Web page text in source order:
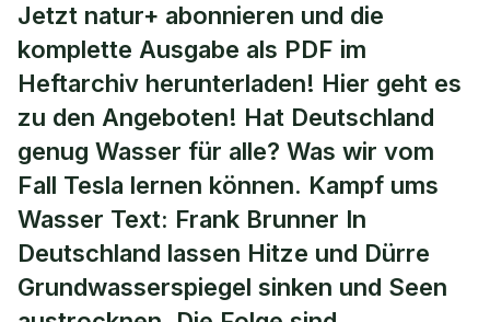
Auf dem Trockenen
Jetzt natur+ abonnieren und die
komplette Ausgabe als PDF im
Heftarchiv herunterladen! Hier geht es
zu den Angeboten! Hat Deutschland
genug Wasser für alle? Was wir vom
Fall Tesla lernen können. Kampf ums
Wasser Text: Frank Brunner In
Deutschland lassen Hitze und Dürre
Grundwasserspiegel sinken und Seen